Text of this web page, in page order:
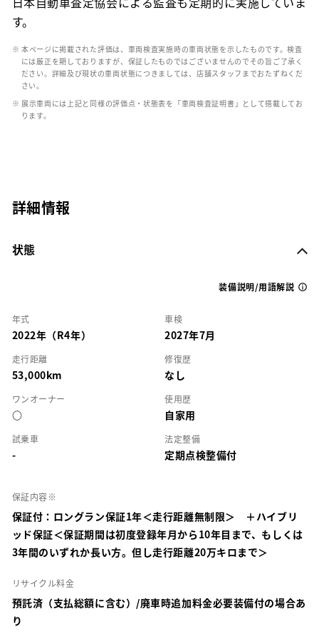
す。
※ 本ページに掲載された評価は、車両検査実施時の車両状態を示したものです。検査
には厳正を期しておりますが、保証したものではございませんのでその旨ご了承く
ださい。詳細及び現状の車両状態につきましては、店舗スタッフまでおたずねくだ
さい。
※ 展示車両には上記と同様の評価点・状態表を「車両検査証明書」として搭載してお
ります。
詳細情報
状態
装備説明/用語解説
年式
2022年（R4年）
車検
2027年7月
走行距離
53,000km
修復歴
なし
ワンオーナー
○
使用歴
自家用
試乗車
-
法定整備
定期点検整備付
保証内容※
保証付：ロングラン保証1年＜走行距離無制限＞ ＋ハイブリ
ッド保証＜保証期間は初度登録年月から10年目まで、もしくは
3年間のいずれか長い方。但し走行距離20万キロまで＞
リサイクル料金
預託済（支払総額に含む）/廃車時追加料金必要装備付の場合あ
り